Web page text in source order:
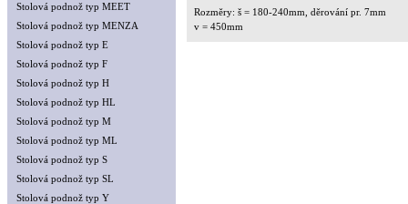
Stolová podnož typ MEET
Stolová podnož typ MENZA
Stolová podnož typ E
Stolová podnož typ F
Stolová podnož typ H
Stolová podnož typ HL
Stolová podnož typ M
Stolová podnož typ ML
Stolová podnož typ S
Stolová podnož typ SL
Stolová podnož typ Y
Rozměry: š = 180-240mm, děrování pr. 7mm
v = 450mm